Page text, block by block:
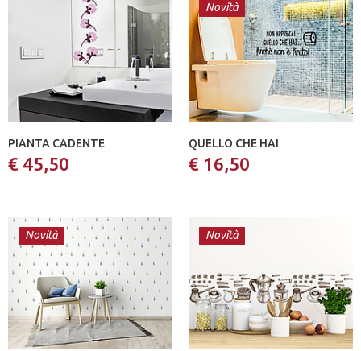
PIANTA CADENTE
€ 45,50
Novità
QUELLO CHE HAI
€ 16,50
Novità Novità